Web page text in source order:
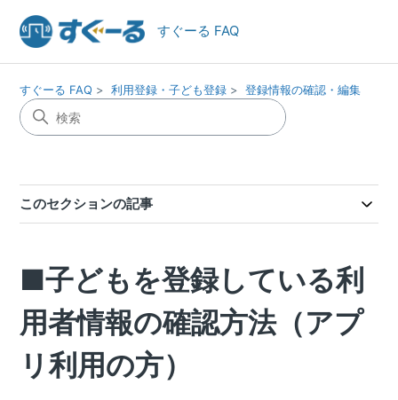
すぐーる FAQ
すぐーる FAQ 利用登録・子ども登録 登録情報の確認・編集
このセクションの記事
■子どもを登録している利
用者情報の確認方法（アプ
リ利用の方）